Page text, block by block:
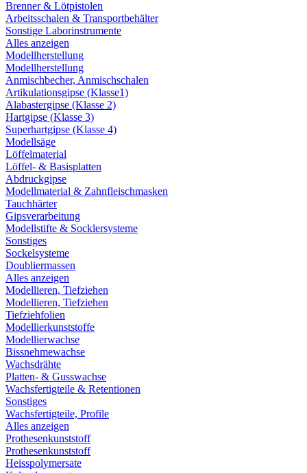
Brenner & Lötpistolen
Arbeitsschalen & Transportbehälter
Sonstige Laborinstrumente
Alles anzeigen
Modellherstellung
Modellherstellung
Anmischbecher, Anmischschalen
Artikulationsgipse (Klasse1)
Alabastergipse (Klasse 2)
Hartgipse (Klasse 3)
Superhartgipse (Klasse 4)
Modellsäge
Löffelmaterial
Löffel- & Basisplatten
Abdruckgipse
Modellmaterial & Zahnfleischmasken
Tauchhärter
Gipsverarbeitung
Modellstifte & Socklersysteme
Sonstiges
Sockelsysteme
Doubliermassen
Alles anzeigen
Modellieren, Tiefziehen
Modellieren, Tiefziehen
Tiefziehfolien
Modellierkunststoffe
Modellierwachse
Bissnehmewachse
Wachsdrähte
Platten- & Gusswachse
Wachsfertigteile & Retentionen
Sonstiges
Wachsfertigteile, Profile
Alles anzeigen
Prothesenkunststoff
Prothesenkunststoff
Heisspolymersate